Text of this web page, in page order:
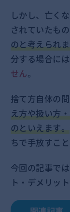
しかし、亡く
されていたも
のと考えられ
分する場合には
せん。
捨て方自体の
え方や扱い方
のといえます。
ちで手放すこ
今回の記事で
ト・デメリッ